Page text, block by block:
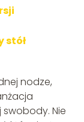
stół
nodze,
Nie